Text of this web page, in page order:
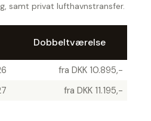
samt privat lufthavnstransfer.
Dobbeltværelse
fra DKK 10.895,-
fra DKK 11.195,-